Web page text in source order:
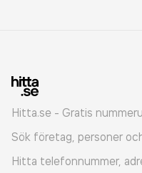
Hitta.se - Gratis
Sök företag, personer
Hitta telefonnummer,